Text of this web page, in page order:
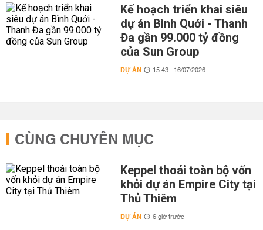
Kế hoạch triển khai siêu
dự án Bình Quới - Thanh
Đa gần 99.000 tỷ đồng
của Sun Group
DỰ ÁN 15:43 | 16/07/2026
CÙNG CHUYÊN MỤC
Keppel thoái toàn bộ vốn
khỏi dự án Empire City tại
Thủ Thiêm
DỰ ÁN 6 giờ trước